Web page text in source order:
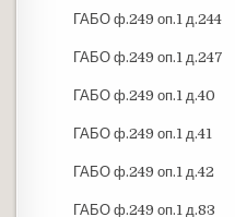
ГАБО ф.249 оп.1 д.244
ГАБО ф.249 оп.1 д.247
ГАБО ф.249 оп.1 д.40
ГАБО ф.249 оп.1 д.41
ГАБО ф.249 оп.1 д.42
ГАБО ф.249 оп.1 д.83